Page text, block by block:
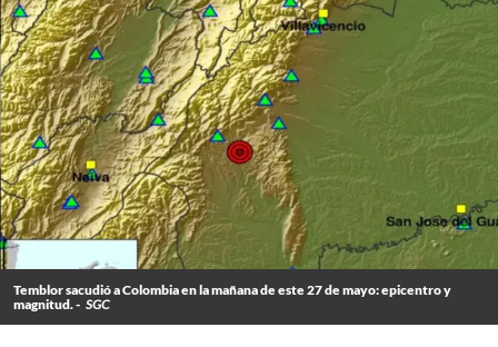
Temblor sacudió a Colombia en la mañana de este 27 de mayo: epicentro y
magnitud. - SGC